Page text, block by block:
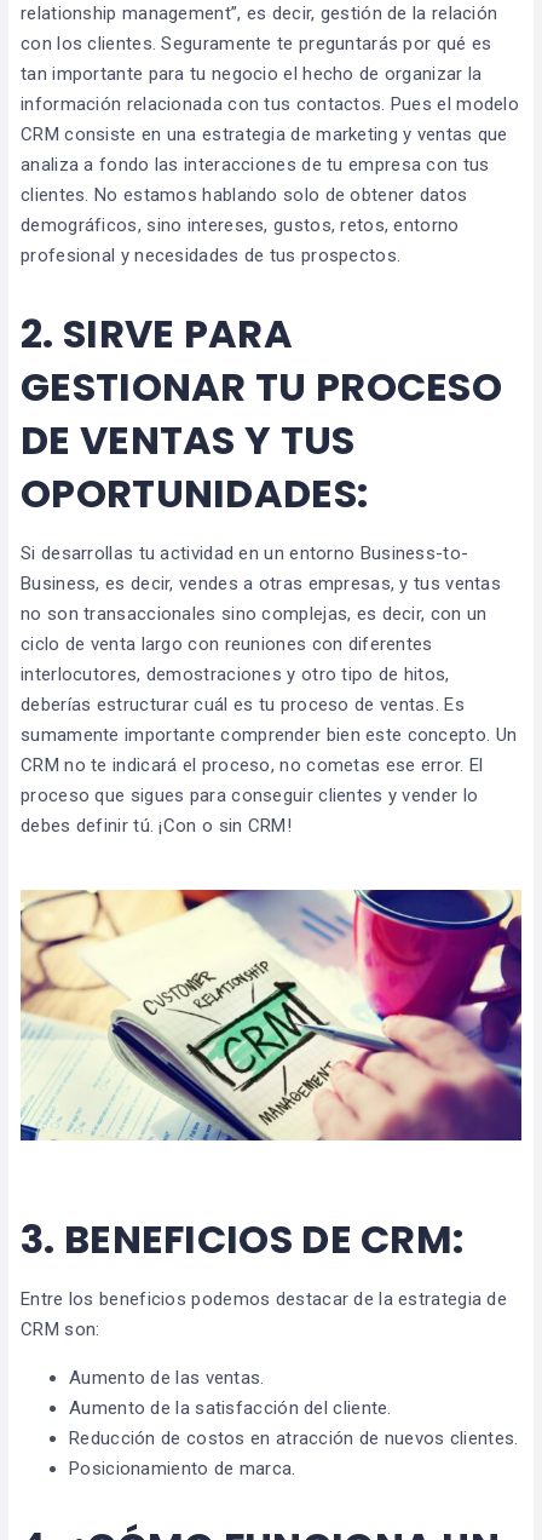
relationship management”, es decir, gestión de la relación
con los clientes. Seguramente te preguntarás por qué es
tan importante para tu negocio el hecho de organizar la
información relacionada con tus contactos. Pues el modelo
CRM consiste en una estrategia de marketing y ventas que
analiza a fondo las interacciones de tu empresa con tus
clientes. No estamos hablando solo de obtener datos
demográficos, sino intereses, gustos, retos, entorno
profesional y necesidades de tus prospectos.
2. SIRVE PARA
GESTIONAR TU PROCESO
DE VENTAS Y TUS
OPORTUNIDADES:
Si desarrollas tu actividad en un entorno Business-to-
Business, es decir, vendes a otras empresas, y tus ventas
no son transaccionales sino complejas, es decir, con un
ciclo de venta largo con reuniones con diferentes
interlocutores, demostraciones y otro tipo de hitos,
deberías estructurar cuál es tu proceso de ventas. Es
sumamente importante comprender bien este concepto. Un
CRM no te indicará el proceso, no cometas ese error. El
proceso que sigues para conseguir clientes y vender lo
debes definir tú. ¡Con o sin CRM!
3. BENEFICIOS DE CRM:
Entre los beneficios podemos destacar de la estrategia de
CRM son:
Aumento de las ventas.
Aumento de la satisfacción del cliente.
Reducción de costos en atracción de nuevos clientes.
Posicionamiento de marca.